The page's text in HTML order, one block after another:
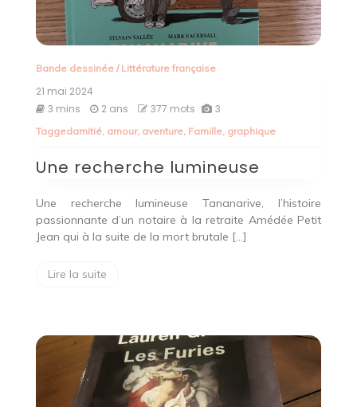
Bande dessinée/ Littérature française
21 mai 2024
3 mins
2 ans 377 mots 3
Taggedamitié, amour, aventure, Famille, graphique
Une recherche lumineuse
Une recherche lumineuse Tananarive, l’histoire
passionnante d’un notaire à la retraite Amédée Petit
Jean qui à la suite de la mort brutale […]
Lire la suite